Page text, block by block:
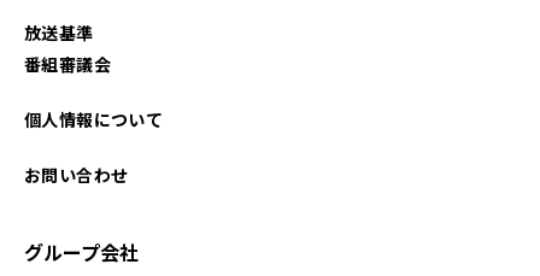
放送基準
番組審議会
個人情報について
お問い合わせ
グループ会社